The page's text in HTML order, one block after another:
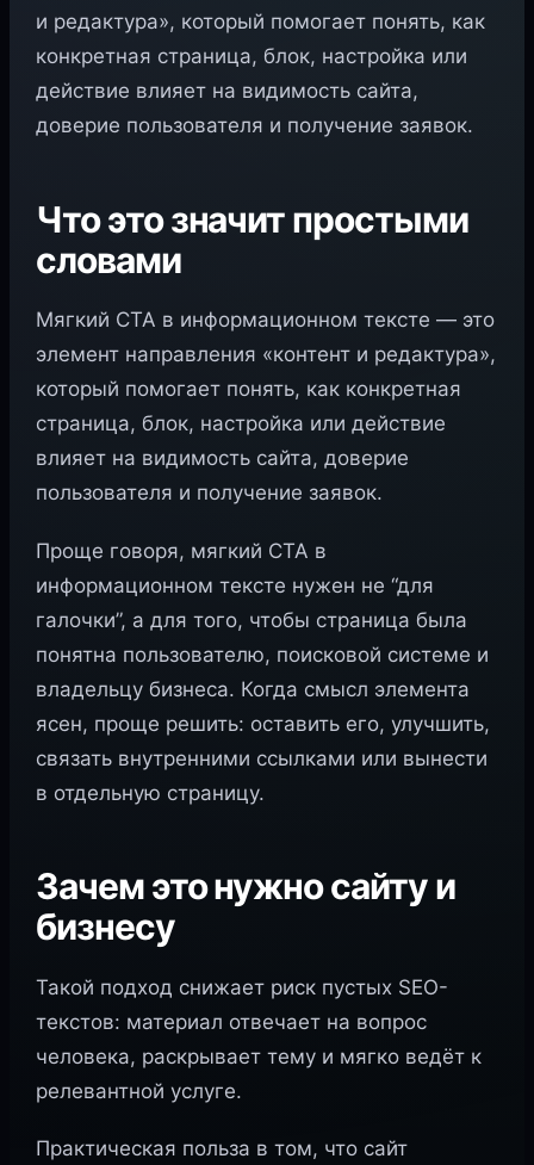
и редактура», который помогает понять, как
конкретная страница, блок, настройка или
действие влияет на видимость сайта,
доверие пользователя и получение заявок.
Что это значит простыми
словами
Мягкий CTA в информационном тексте — это
элемент направления «контент и редактура»,
который помогает понять, как конкретная
страница, блок, настройка или действие
влияет на видимость сайта, доверие
пользователя и получение заявок.
Проще говоря, мягкий CTA в
информационном тексте нужен не “для
галочки”, а для того, чтобы страница была
понятна пользователю, поисковой системе и
владельцу бизнеса. Когда смысл элемента
ясен, проще решить: оставить его, улучшить,
связать внутренними ссылками или вынести
в отдельную страницу.
Зачем это нужно сайту и
бизнесу
Такой подход снижает риск пустых SEO-
текстов: материал отвечает на вопрос
человека, раскрывает тему и мягко ведёт к
релевантной услуге.
Практическая польза в том, что сайт